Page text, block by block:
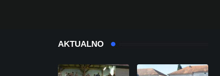
AKTUALNO